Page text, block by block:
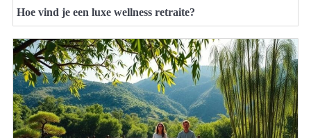
Hoe vind je een luxe wellness retraite?